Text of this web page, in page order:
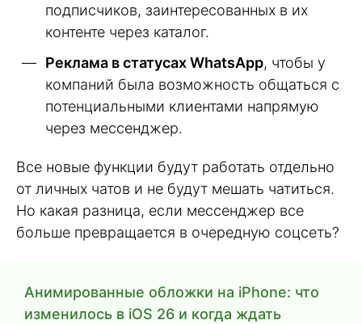
подписчиков, заинтересованных в их
контенте через каталог.
Реклама в статусах WhatsApp, чтобы у
компаний была возможность общаться с
потенциальными клиентами напрямую
через мессенджер.
Все новые функции будут работать отдельно
от личных чатов и не будут мешать чатиться.
Но какая разница, если мессенджер все
больше превращается в очередную соцсеть?
Анимированные обложки на iPhone: что
изменилось в iOS 26 и когда ждать